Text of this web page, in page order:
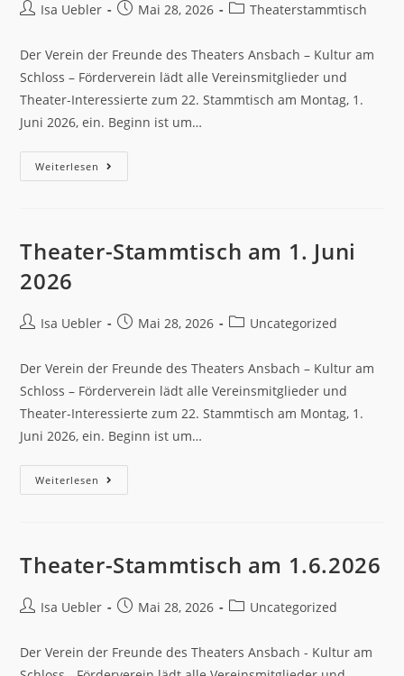
Isa Uebler Mai 28, 2026 Theaterstammtisch
Der Verein der Freunde des Theaters Ansbach – Kultur am
Schloss – Förderverein lädt alle Vereinsmitglieder und
Theater-Interessierte zum 22. Stammtisch am Montag, 1.
Juni 2026, ein. Beginn ist um…
Weiterlesen
Theater-Stammtisch am 1. Juni
2026
Isa Uebler Mai 28, 2026 Uncategorized
Der Verein der Freunde des Theaters Ansbach – Kultur am
Schloss – Förderverein lädt alle Vereinsmitglieder und
Theater-Interessierte zum 22. Stammtisch am Montag, 1.
Juni 2026, ein. Beginn ist um…
Weiterlesen
Theater-Stammtisch am 1.6.2026
Isa Uebler Mai 28, 2026 Uncategorized
Der Verein der Freunde des Theaters Ansbach - Kultur am